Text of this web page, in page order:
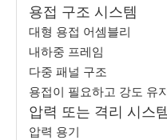
용접 구조 시스템
대형 용접 어셈블리
내하중 프레임
다중 패널 구조
용접이 필요하고 강도 유
압력 또는 격리 시스
압력 용기